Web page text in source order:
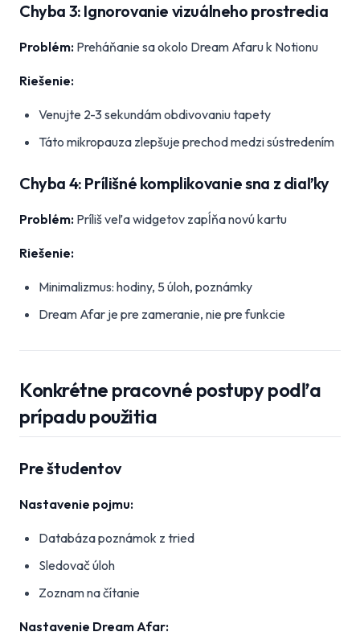
Chyba 3: Ignorovanie vizuálneho prostredia
Problém: Preháňanie sa okolo Dream Afaru k Notionu
Riešenie:
Venujte 2-3 sekundám obdivovaniu tapety
Táto mikropauza zlepšuje prechod medzi sústredením
Chyba 4: Prílišné komplikovanie sna z diaľky
Problém: Príliš veľa widgetov zapĺňa novú kartu
Riešenie:
Minimalizmus: hodiny, 5 úloh, poznámky
Dream Afar je pre zameranie, nie pre funkcie
Konkrétne pracovné postupy podľa
prípadu použitia
Pre študentov
Nastavenie pojmu:
Databáza poznámok z tried
Sledovač úloh
Zoznam na čítanie
Nastavenie Dream Afar: